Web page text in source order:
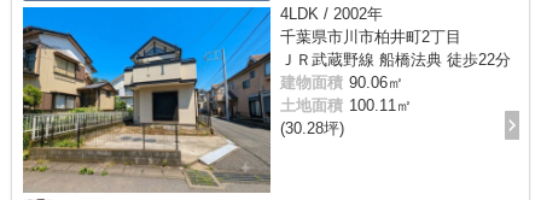
4LDK / 2002年
千葉県市川市柏井町2丁目
ＪＲ武蔵野線 船橋法典 徒歩22分
建物面積 90.06㎡
土地面積 100.11㎡
(30.28坪)